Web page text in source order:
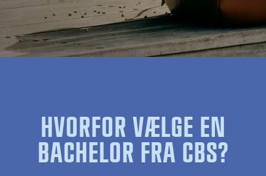
HVORFOR VÆLGE EN
BACHELOR FRA CBS?